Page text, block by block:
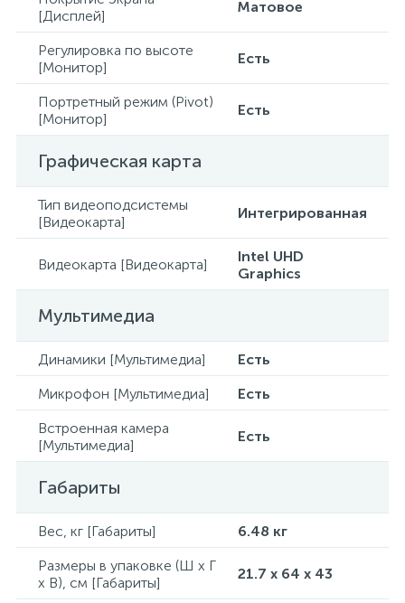
[Дисплей]
Матовое
Регулировка по высоте
[Монитор]
Есть
Портретный режим (Pivot)
[Монитор]
Есть
Графическая карта
Тип видеоподсистемы
[Видеокарта]
Интегрированная
Видеокарта [Видеокарта]
Intel UHD
Graphics
Мультимедиа
Динамики [Мультимедиа]
Есть
Микрофон [Мультимедиа]
Есть
Встроенная камера
[Мультимедиа]
Есть
Габариты
Вес, кг [Габариты]
6.48 кг
Размеры в упаковке (Ш x Г
x В), см [Габариты]
21.7 x 64 x 43